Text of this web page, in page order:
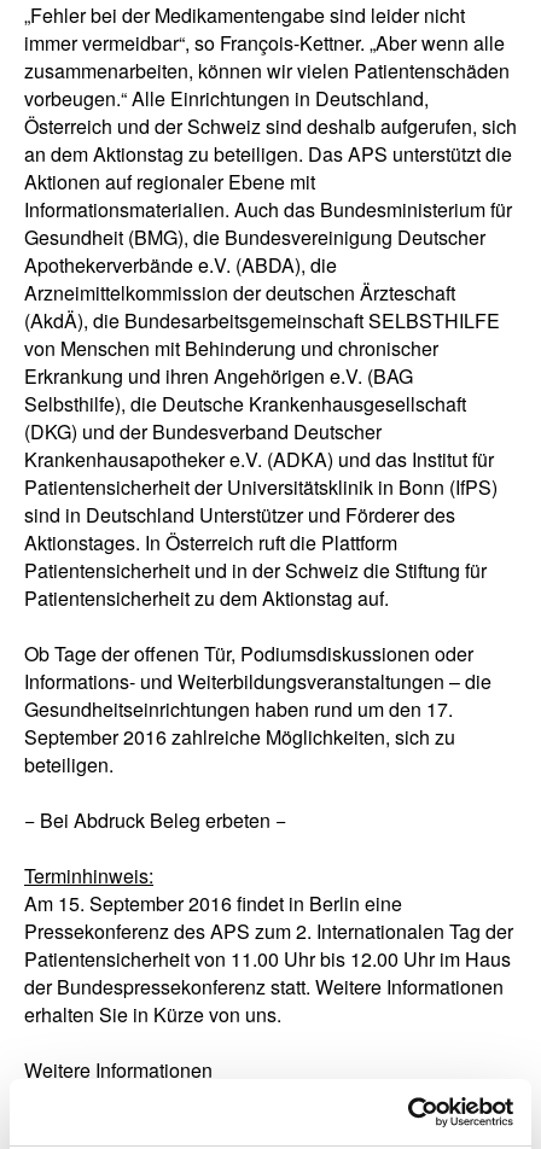
„Fehler bei der Medikamentengabe sind leider nicht
immer vermeidbar“, so François-Kettner. „Aber wenn alle
zusammenarbeiten, können wir vielen Patientenschäden
vorbeugen.“ Alle Einrichtungen in Deutschland,
Österreich und der Schweiz sind deshalb aufgerufen, sich
an dem Aktionstag zu beteiligen. Das APS unterstützt die
Aktionen auf regionaler Ebene mit
Informationsmaterialien. Auch das Bundesministerium für
Gesundheit (BMG), die Bundesvereinigung Deutscher
Apothekerverbände e.V. (ABDA), die
Arzneimittelkommission der deutschen Ärzteschaft
(AkdÄ), die Bundesarbeitsgemeinschaft SELBSTHILFE
von Menschen mit Behinderung und chronischer
Erkrankung und ihren Angehörigen e.V. (BAG
Selbsthilfe), die Deutsche Krankenhausgesellschaft
(DKG) und der Bundesverband Deutscher
Krankenhausapotheker e.V. (ADKA) und das Institut für
Patientensicherheit der Universitätsklinik in Bonn (IfPS)
sind in Deutschland Unterstützer und Förderer des
Aktionstages. In Österreich ruft die Plattform
Patientensicherheit und in der Schweiz die Stiftung für
Patientensicherheit zu dem Aktionstag auf.
Ob Tage der offenen Tür, Podiumsdiskussionen oder
Informations- und Weiterbildungsveranstaltungen – die
Gesundheitseinrichtungen haben rund um den 17.
September 2016 zahlreiche Möglichkeiten, sich zu
beteiligen.
− Bei Abdruck Beleg erbeten −
Terminhinweis:
Am 15. September 2016 findet in Berlin eine
Pressekonferenz des APS zum 2. Internationalen Tag der
Patientensicherheit von 11.00 Uhr bis 12.00 Uhr im Haus
der Bundespressekonferenz statt. Weitere Informationen
erhalten Sie in Kürze von uns.
Weitere Informationen